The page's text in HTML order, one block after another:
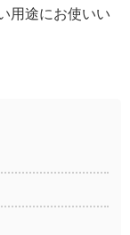
用途にお使いい